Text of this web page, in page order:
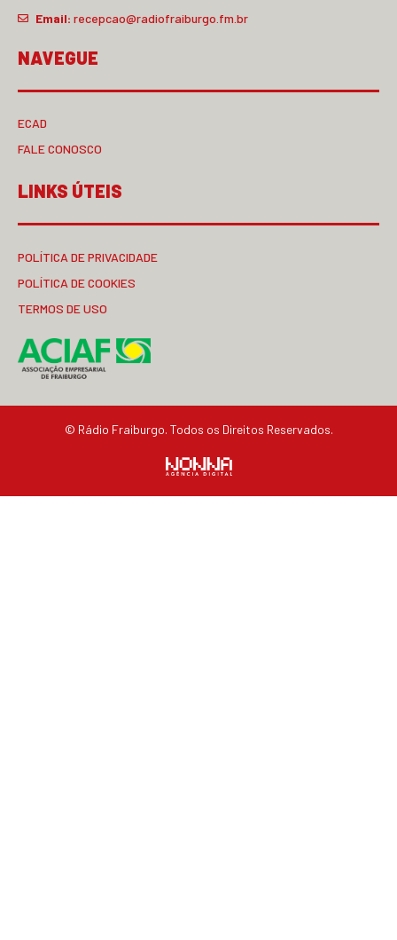
Email: recepcao@radiofraiburgo.fm.br
NAVEGUE
ECAD
FALE CONOSCO
LINKS ÚTEIS
POLÍTICA DE PRIVACIDADE
POLÍTICA DE COOKIES
TERMOS DE USO
© Rádio Fraiburgo. Todos os Direitos Reservados.